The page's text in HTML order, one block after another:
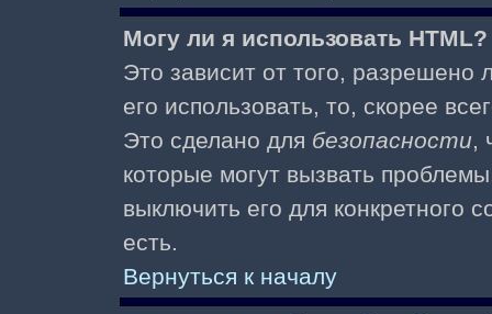
Могу ли я использовать HTML?
Это зависит от того,
его использовать, то, скорее
Это сделано для безопасности,
которые могут вызвать
выключить его для конкретного
есть.
Вернуться к началу